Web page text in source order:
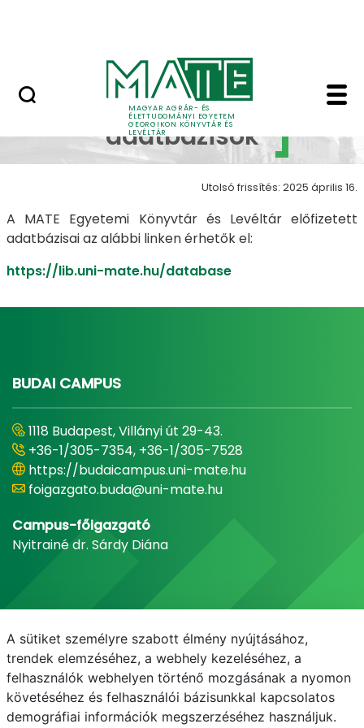
MAGYAR AGRÁR- ÉS
ÉLETTUDOMÁNYI EGYETEM
GEORGIKON KÖNYVTÁR ÉS
LEVÉLTÁR
ElőfizetettElőfizetett
adatbázisok
Utolsó frissítés: 2025 április 16.
A MATE Egyetemi Könyvtár és Levéltár előfizetett
adatbázisai az alábbi linken érhetők el:
https://lib.uni-mate.hu/database
BUDAI CAMPUS
1118 Budapest, Villányi út 29-43.
+36-1/305-7354, +36-1/305-7528
https://budaicampus.uni-mate.hu
foigazgato.buda@uni-mate.hu
Campus-főigazgató
Nyitrainé dr. Sárdy Diána
E-mail Telefonkönyv NEPTUN E-learning
A sütiket személyre szabott élmény nyújtásához,
trendek elemzéséhez, a webhely kezeléséhez, a
felhasználók webhelyen történő mozgásának a nyomon
követéséhez és felhasználói bázisunkkal kapcsolatos
demográfiai információk megszerzéséhez használjuk.